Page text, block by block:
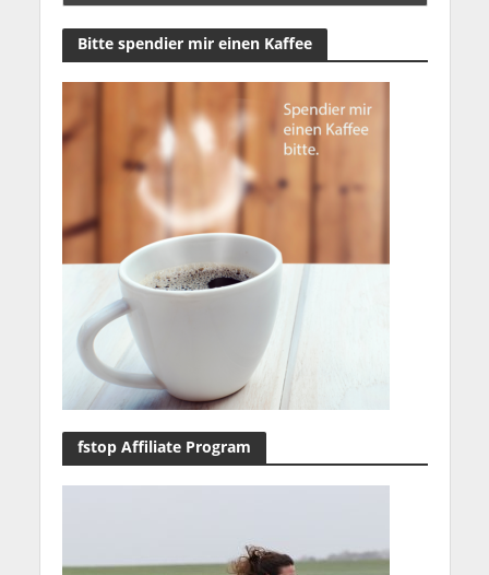
Bitte spendier mir einen Kaffee
fstop Affiliate Program